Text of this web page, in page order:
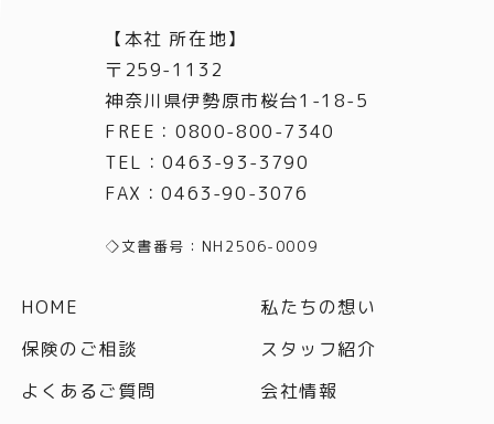
【本社 所在地】
〒259-1132
神奈川県伊勢原市桜台1-18-5
FREE：0800-800-7340
TEL ：0463-93-3790
FAX ：0463-90-3076
◇文書番号：NH2506-0009
HOME
私たちの想い
保険のご相談
スタッフ紹介
よくあるご質問
会社情報